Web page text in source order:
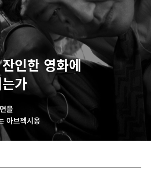
인한 영화에
가
을
아브젝시옹